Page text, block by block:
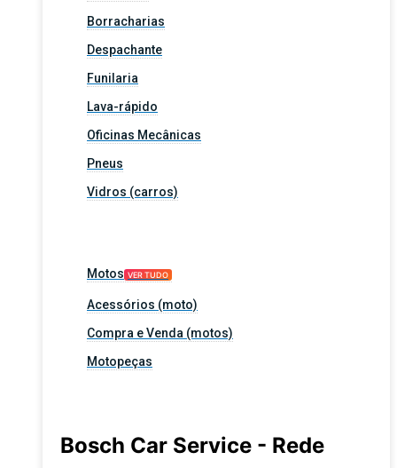
Borracharias
Despachante
Funilaria
Lava-rápido
Oficinas Mecânicas
Pneus
Vidros (carros)
Motos VER TUDO
Acessórios (moto)
Compra e Venda (motos)
Motopeças
Bosch Car Service - Rede